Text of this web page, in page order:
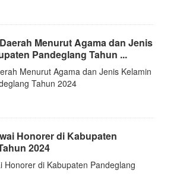
Menurut Agama dan Jenis
Pandeglang Tahun ...
Menurut Agama dan Jenis Kelamin
Tahun 2024
Honorer di Kabupaten
2024
Honorer di Kabupaten Pandeglang